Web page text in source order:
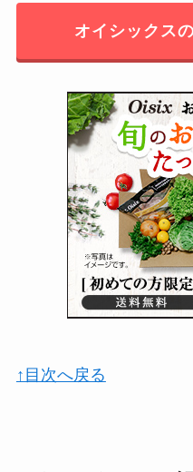
オイシックス
↑目次へ戻る